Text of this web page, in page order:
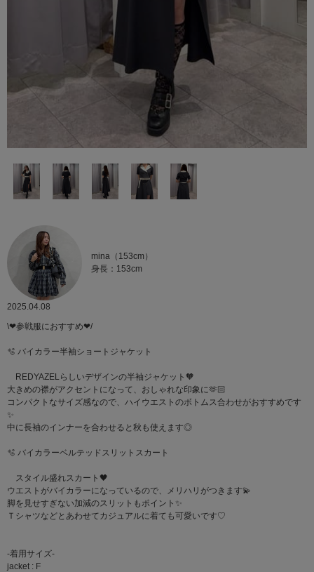
mina（153cm）
身長：153cm
2025.04.08
\❤︎参戦服におすすめ❤︎/
🫧 バイカラー半袖ショートジャケット
REDYAZELらしいデザインの半袖ジャケット🧡
大きめの襟がアクセントになって、おしゃれな印象に🫶🏻
コンパクトなサイズ感なので、ハイウエストのボトムス合わせがおすすめです
✨
中に長袖のインナーを合わせると秋も使えます◎
🫧 バイカラーベルテッドスリットスカート
スタイル盛れスカート🖤
ウエストがバイカラーになっているので、メリハリがつきます💫
脚を見せすぎない加減のスリットもポイント✨
Ｔシャツなどとあわせてカジュアルに着ても可愛いです♡
-着用サイズ-
jacket : F